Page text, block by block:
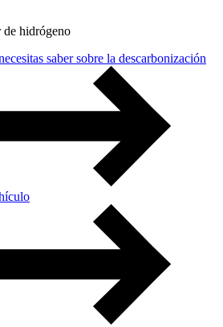
hidrógeno
saber sobre la descarbonización